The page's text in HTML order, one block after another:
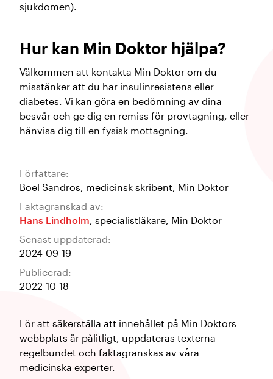
sjukdomen).
Hur kan Min Doktor hjälpa?
Välkommen att kontakta Min Doktor om du
misstänker att du har insulinresistens eller
diabetes. Vi kan göra en bedömning av dina
besvär och ge dig en remiss för provtagning, eller
hänvisa dig till en fysisk mottagning.
Författare:
Boel Sandros, medicinsk skribent, Min Doktor
Faktagranskad av:
Hans Lindholm, specialistläkare, Min Doktor
Senast uppdaterad:
2024-09-19
Publicerad:
2022-10-18
För att säkerställa att innehållet på Min Doktors
webbplats är pålitligt, uppdateras texterna
regelbundet och faktagranskas av våra
medicinska experter.